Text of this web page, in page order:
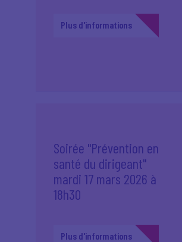
Plus d'informations
Soirée "Prévention en
santé du dirigeant"
mardi 17 mars 2026 à
18h30
Plus d'informations